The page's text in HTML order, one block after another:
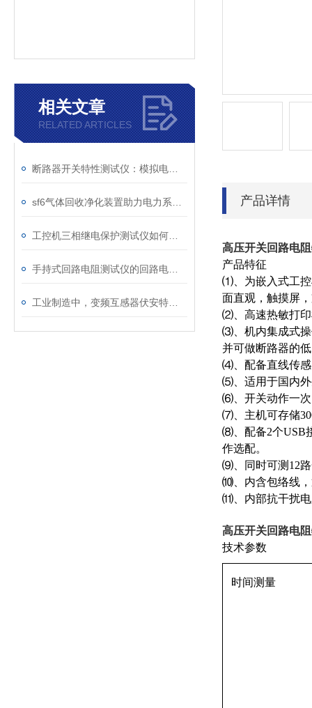
相关文章
RELATED ARTICLES
产品详情
高压开关回路电
产品特征
⑴、为嵌入式工控
面直观，触摸屏
⑵、高速热敏打印
⑶、机内集成式操
并可做断路器的
⑷、配备直线传感
⑸、适用于国内外
⑹、开关动作一次
⑺、主机可存储
⑻、配备2个USB
作选配。
⑼、同时可测12路
⑽、内含包络线，
⑾、内部抗干扰电
高压开关回路电
技术参数
时间测量